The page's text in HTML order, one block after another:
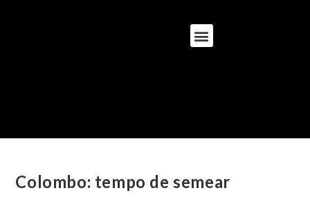
Colombo: tempo de semear